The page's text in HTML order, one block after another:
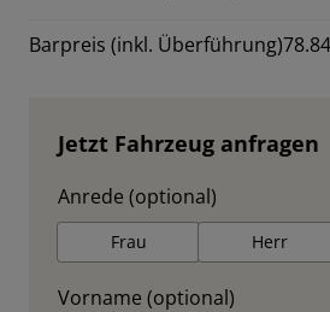
Barpreis (inkl. Überführung)
Jetzt Fahrzeug anfragen
Anrede (optional)
Frau Herr
Vorname (optional)